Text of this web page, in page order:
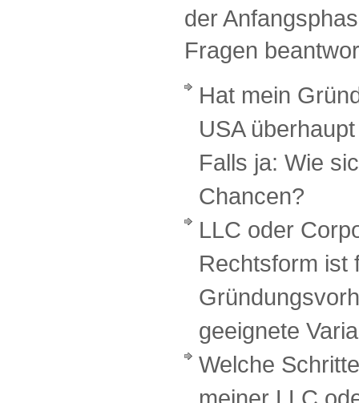
der
Fragen
Hat mein
USA
Falls ja: Wie
Chancen?
LLC oder
Rechtsform ist
geeignete
Welche